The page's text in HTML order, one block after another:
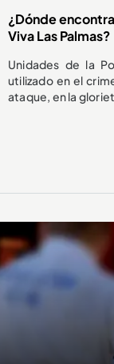
¿Dónde
Viva Las Palmas?
Unidades de la
utilizado en el
ataque, en la